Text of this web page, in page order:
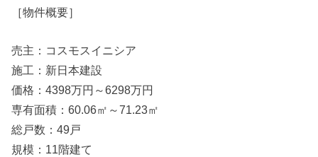
［物件概要］
売主：コスモスイニシア
施工：新日本建設
価格：4398万円～6298万円
専有面積：60.06㎡～71.23㎡
総戸数：49戸
規模：11階建て